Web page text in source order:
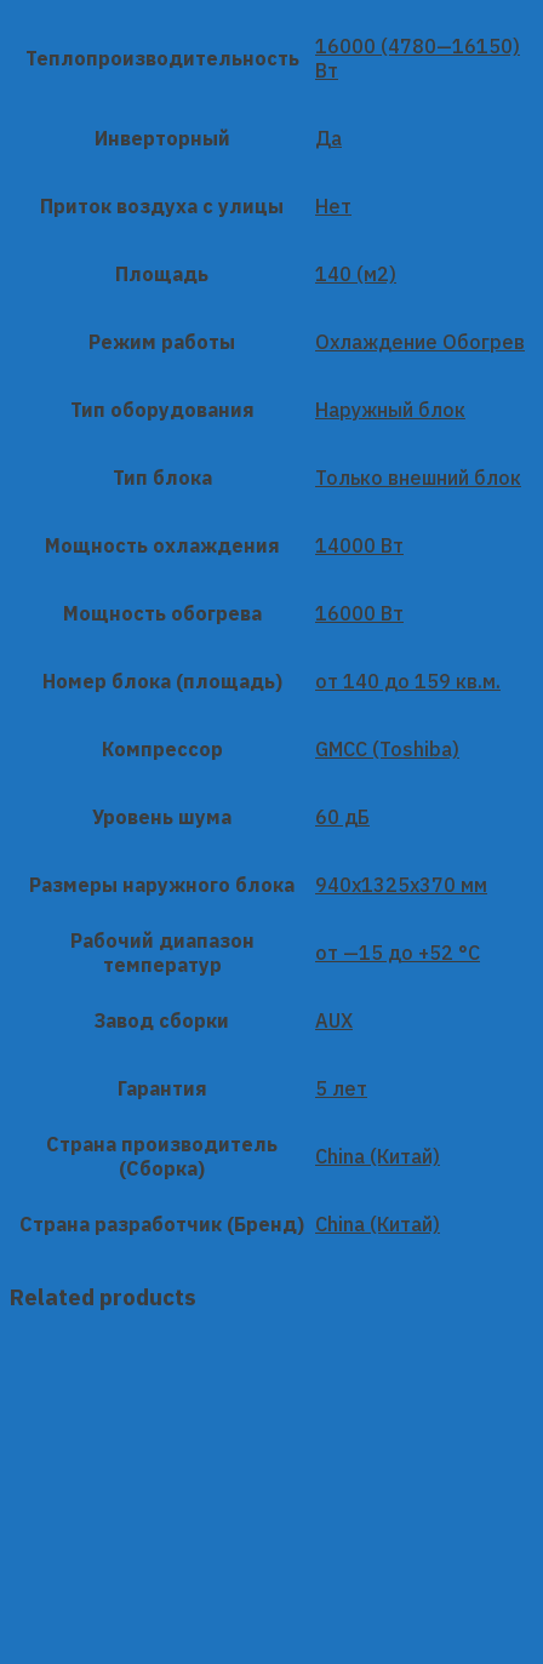
Теплопроизводительность
16000 (4780—16150)
Вт
Инверторный Да
Приток воздуха с улицы Нет
Площадь 140 (м2)
Режим работы Охлаждение Обогрев
Тип оборудования Наружный блок
Тип блока Только внешний блок
Мощность охлаждения 14000 Вт
Мощность обогрева 16000 Вт
Номер блока (площадь) от 140 до 159 кв.м.
Компрессор GMCC (Toshiba)
Уровень шума 60 дБ
Размеры наружного блока 940x1325x370 мм
Рабочий диапазон
температур
от —15 до +52 °C
Завод сборки AUX
Гарантия 5 лет
Страна производитель
(Сборка)
China (Китай)
Страна разработчик (Бренд) China (Китай)
Related products